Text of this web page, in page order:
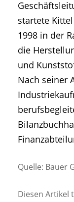
startete
1998 in der
die
und
Nach seiner
Quelle: Bauer
Diesen Artikel